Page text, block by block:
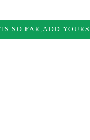
SO FAR,ADD YOURS